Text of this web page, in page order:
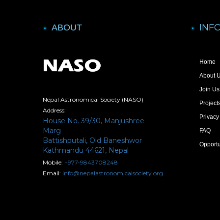
ABOUT
Nepal Astronomical Society (NASO)
Address:
House No. 39/30, Manjushree
Marg
Battishputali, Old Baneshwor
Kathmandu 44621, Nepal
Mobile: +977-9843708248
Email: info@nepalastronomicalsociety.org
Home
About
Join Us
FAQ